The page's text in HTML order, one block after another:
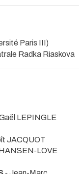
Paris III)
Radka Riaskova
LEPINGLE
JACQUOT
LOVE